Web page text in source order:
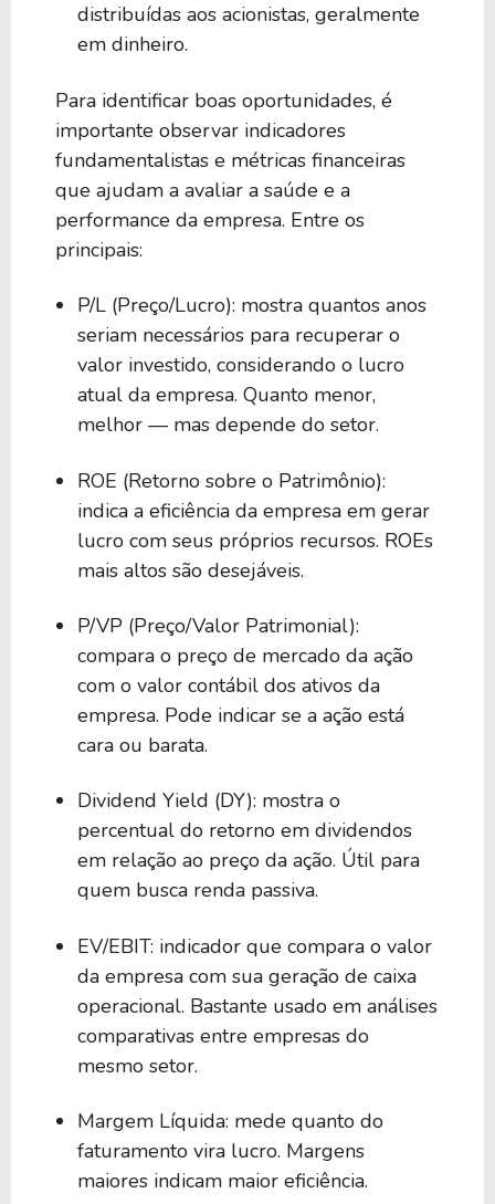
distribuídas aos acionistas, geralmente
em dinheiro.
Para identificar boas oportunidades, é
importante observar indicadores
fundamentalistas e métricas financeiras
que ajudam a avaliar a saúde e a
performance da empresa. Entre os
principais:
P/L (Preço/Lucro): mostra quantos anos
seriam necessários para recuperar o
valor investido, considerando o lucro
atual da empresa. Quanto menor,
melhor — mas depende do setor.
ROE (Retorno sobre o Patrimônio):
indica a eficiência da empresa em gerar
lucro com seus próprios recursos. ROEs
mais altos são desejáveis.
P/VP (Preço/Valor Patrimonial):
compara o preço de mercado da ação
com o valor contábil dos ativos da
empresa. Pode indicar se a ação está
cara ou barata.
Dividend Yield (DY): mostra o
percentual do retorno em dividendos
em relação ao preço da ação. Útil para
quem busca renda passiva.
EV/EBIT: indicador que compara o valor
da empresa com sua geração de caixa
operacional. Bastante usado em análises
comparativas entre empresas do
mesmo setor.
Margem Líquida: mede quanto do
faturamento vira lucro. Margens
maiores indicam maior eficiência.